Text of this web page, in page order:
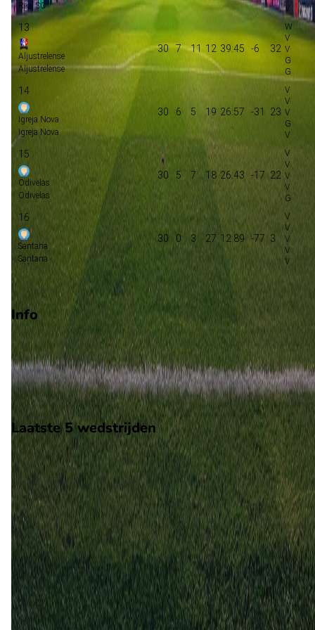
Real SC
13
Aljustrelense
Aljustrelense
30 7 11 12 39:45 -6 32
14
Igreja Nova
Igreja Nova
30 6 5 19 26:57 -31 23
15
Odivelas
Odivelas
30 5 7 18 26:43 -17 22
16
Santana
Santana
30 0 3 27 12:89 -77 3
Play-offs promotie
Info
Op 2 mei 2010 gaat Amadora de strijd aan met Real SC. De
wedstrijd wordt afgetrapt om 15:00 en wordt gespeeld in de
Campeonato de Portugal.
Stadion: Estadio Jose Gomes
Scheidsrechter: Onbekend
Laatste 5 wedstrijden
H2H
Amadora
Real SC
2 mei
2010
Amadora
Real SC
0 1
17 jan2010
Real SC
Amadora